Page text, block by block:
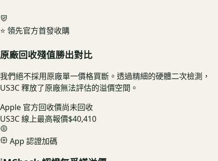
⭐ 領先官方首發收購
原廠回收殘值勝出對比
我們絕不採用原廠單一價格買斷。透過精細的硬體二次檢測，
US3C 釋放了原廠無法評估的溢價空間。
Apple 官方回收價尚未回收
US3C 線上最高報價$40,410
App 認證加碼